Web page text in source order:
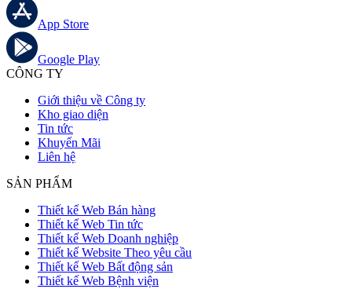
App Store
Google Play
CÔNG TY
Giới thiệu về Công ty
Kho giao diện
Tin tức
Khuyến Mãi
Liên hệ
SẢN PHẨM
Thiết kế Web Bán hàng
Thiết kế Web Tin tức
Thiết kế Web Doanh nghiệp
Thiết kế Website Theo yêu cầu
Thiết kế Web Bất động sản
Thiết kế Web Bệnh viện